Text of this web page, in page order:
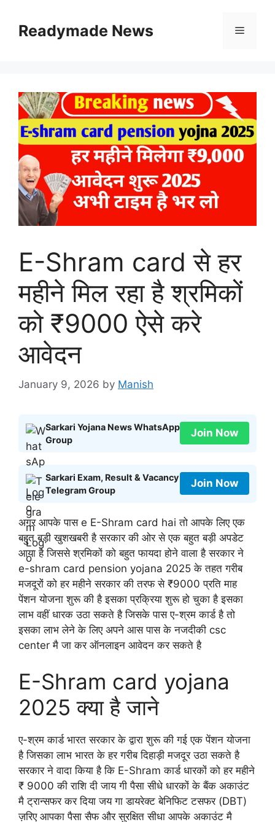
contentReadymade News Menu
E-Shram card से हर
महीने मिल रहा है श्रमिकों
को ₹9000 ऐसे करे
आवेदन
January 9, 2026 by Manish
Sarkari Yojana News WhatsApp
Group
Join Now
Sarkari Exam, Result & Vacancy
Telegram Group
Join Now
अगर आपके पास e E-Shram card hai तो आपके लिए एक
बहुत बड़ी खुशखबरी है सरकार की ओर से एक बहुत बड़ी अपडेट
आया है जिससे श्रमिकों को बहुत फायदा होने वाला है सरकार ने
e-shram card pension yojana 2025 के तहत गरीब
मजदूरों को हर महीने सरकार की तरफ से ₹9000 प्रति माह
पेंशन योजना शुरू की है इसका प्रक्रिया शुरू हो चुका है इसका
लाभ वहीं धारक उठा सकते है जिसके पास ए-श्रम कार्ड है तो
इसका लाभ लेने के लिए अपने आस पास के नजदीकी csc
center मै जा कर ऑनलाइन आवेदन कर सकते है
E-Shram card yojana
2025 क्या है जाने
ए-श्रम कार्ड भारत सरकार के द्वारा शुरू की गई एक पेंशन योजना
है जिसका लाभ भारत के हर गरीब दिहाड़ी मजदूर उठा सकते है
सरकार ने वादा किया है कि E-Shram कार्ड धारकों को हर महीने
₹ 9000 की राशि दी जाय गी पैसा सीधे धारकों के बैंक अकाउंट
मै ट्रान्सफर कर दिया जय गा डायरेक्ट बेनिफिट टसफर (DBT)
ज़रिए आपका पैसा सैफ और सुरक्षित सीधा आपके अकाउंट मै